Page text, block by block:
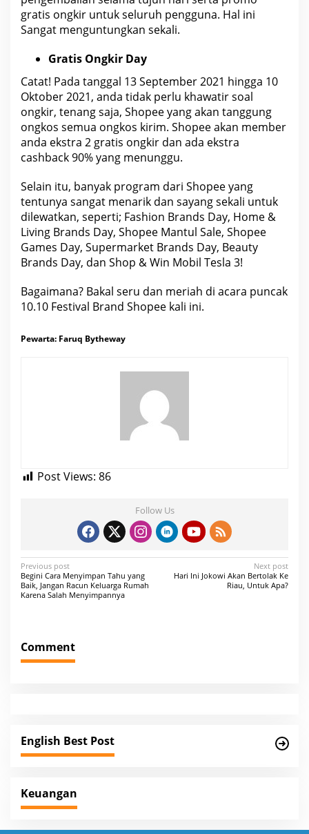
gratis ongkir untuk seluruh pengguna. Hal ini
Sangat menguntungkan sekali.
Gratis Ongkir Day
Catat! Pada tanggal 13 September 2021 hingga 10
Oktober 2021, anda tidak perlu khawatir soal
ongkir, tenang saja, Shopee yang akan tanggung
ongkos semua ongkos kirim. Shopee akan member
anda ekstra 2 gratis ongkir dan ada ekstra
cashback 90% yang menunggu.
Selain itu, banyak program dari Shopee yang
tentunya sangat menarik dan sayang sekali untuk
dilewatkan, seperti; Fashion Brands Day, Home &
Living Brands Day, Shopee Mantul Sale, Shopee
Games Day, Supermarket Brands Day, Beauty
Brands Day, dan Shop & Win Mobil Tesla 3!
Bagaimana? Bakal seru dan meriah di acara puncak
10.10 Festival Brand Shopee kali ini.
Pewarta: Faruq Bytheway
Post Views: 86
Follow Us
P
o
n
a
a
t
i
o
Previous post
Begini Cara Menyimpan Tahu yang
Baik, Jangan Racun Keluarga Rumah
Karena Salah Menyimpannya
Next post
Hari Ini Jokowi Akan Bertolak Ke
Riau, Untuk Apa?
Comment
English Best Post
Keuangan